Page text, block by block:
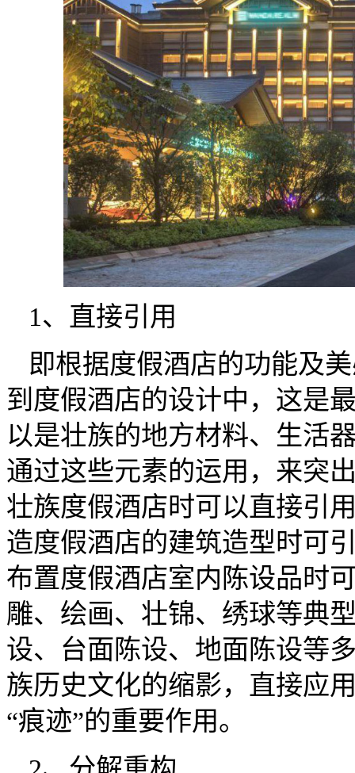
1、直接引用
即根据度假酒店的功能及
到度假酒店的设计中，这是
以是壮族的地方材料、生活
通过这些元素的运用，来突
壮族度假酒店时可以直接引
造度假酒店的建筑造型时可
布置度假酒店室内陈设品时
雕、绘画、壮锦、绣球等典
设、台面陈设、地面陈设等
族历史文化的缩影，直接应
“痕迹”的重要作用。